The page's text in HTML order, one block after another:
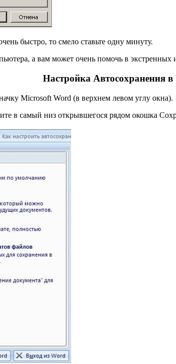
быстро, то смело ставьте одну минуту.
а вам может очень помочь в экстренных
Настройка Автосохранения в
Microsoft Word (в верхнем левом углу окна).
в самый низ открывшегося рядом окошка